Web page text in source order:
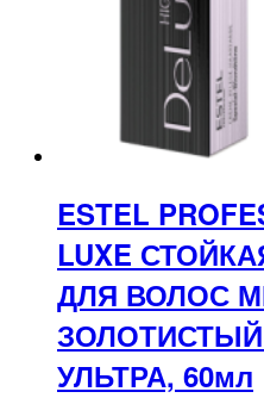
ESTEL
LUXE
ДЛЯ ВОЛОС
УЛЬТРА, 60мл